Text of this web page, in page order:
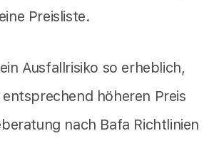
Preisliste.
Ausfallrisiko so erheblich,
entsprechend höheren Preis
nach Bafa Richtlinien